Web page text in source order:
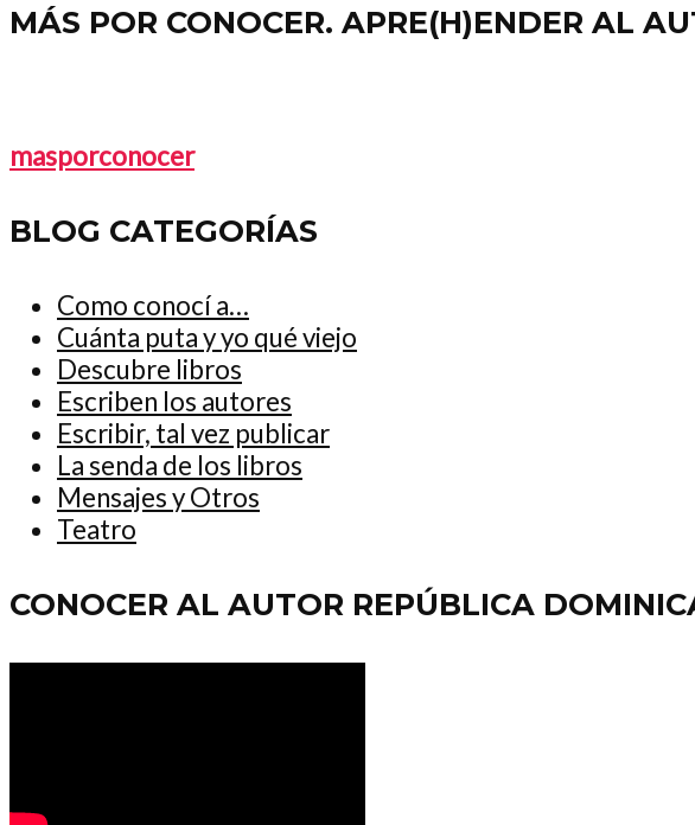
MÁS POR CONOCER. APRE(H)ENDER AL
masporconocer
BLOG CATEGORÍAS
Como conocí a…
Cuánta puta y yo qué viejo
Descubre libros
Escriben los autores
Escribir, tal vez publicar
La senda de los libros
Mensajes y Otros
Teatro
CONOCER AL AUTOR REPÚBLICA